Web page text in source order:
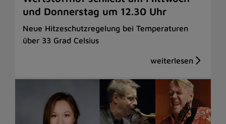
und Donnerstag um 12.30 Uhr
Neue Hitzeschutzregelung bei Temperaturen
über 33 Grad Celsius